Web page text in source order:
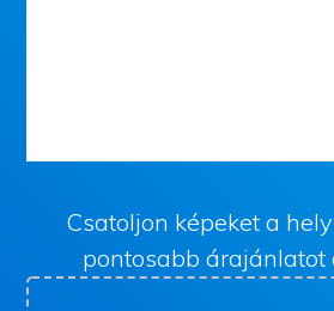
Csatoljon képeket a
pontosabb árajánlatot